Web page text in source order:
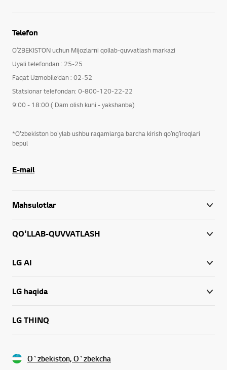
Telefon
OʻZBEKISTON uchun Mijozlarni qollab-quvvatlash markazi
Uyali telefondan : 25-25
Faqat Uzmobile’dan : 02-52
Statsionar telefondan: 0-800-120-22-22
9:00 - 18:00 ( Dam olish kuni - yakshanba)
*O'zbekiston bo'ylab ushbu raqamlarga barcha kirish qoʻngʻiroqlari
bepul
E-mail
Mahsulotlar
QO'LLAB-QUVVATLASH
LG AI
LG haqida
LG THINQ
O`zbekiston, O`zbekcha